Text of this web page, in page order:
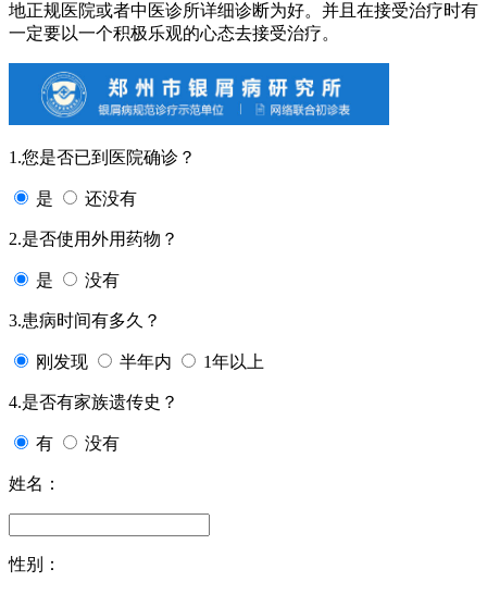
地正规医院或者中医诊所详细诊断为好。并且在接受治疗时有
一定要以一个积极乐观的心态去接受治疗。
1.您是否已到医院确诊？
是 还没有
2.是否使用外用药物？
是 没有
3.患病时间有多久？
刚发现 半年内 1年以上
4.是否有家族遗传史？
有 没有
姓名：
性别：